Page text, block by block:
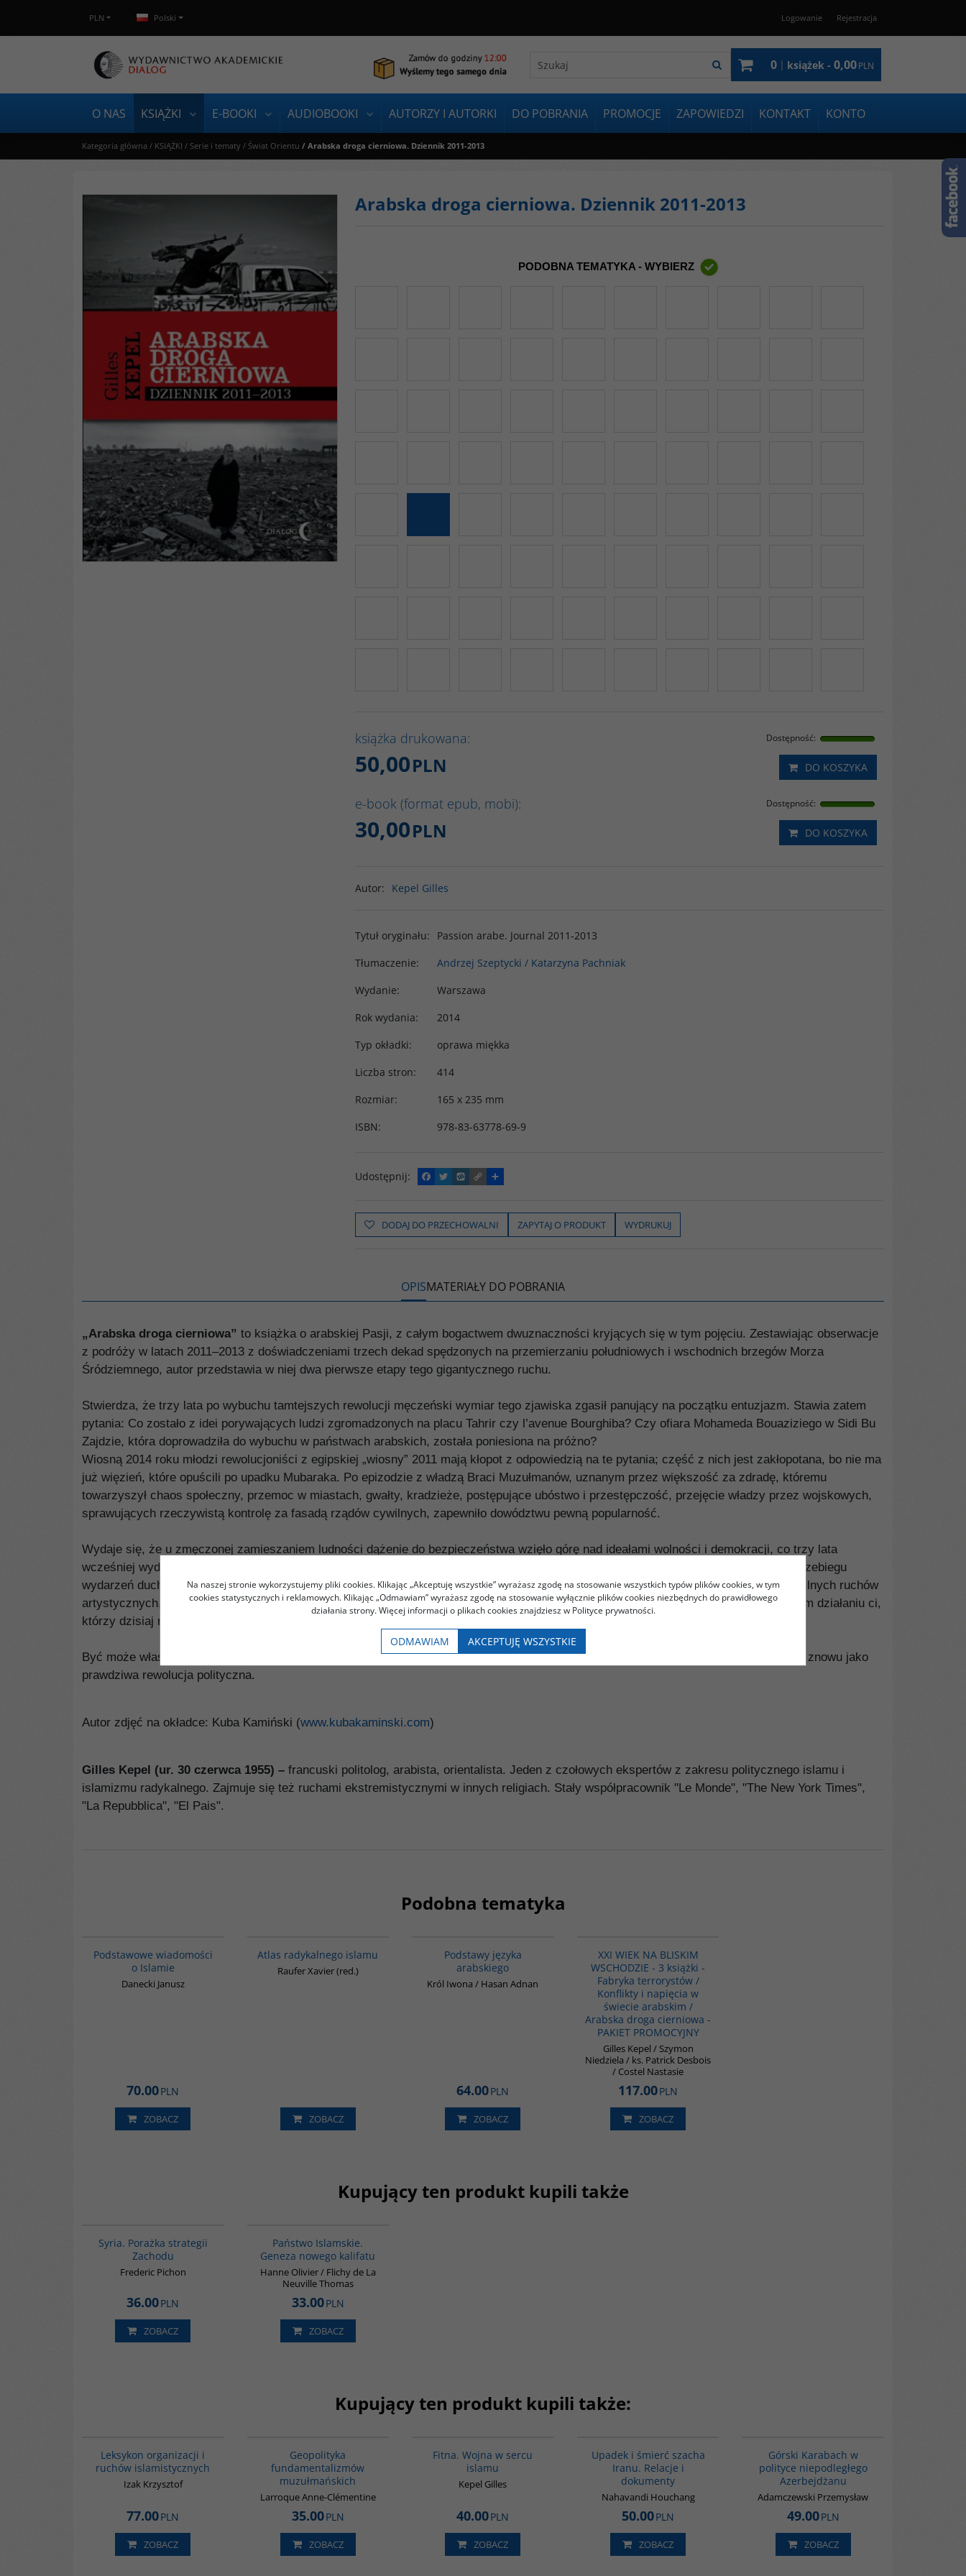
PLN Polski Logowanie Rejestracja
0 | książek - 0,00PLN
O NAS KSIĄŻKI E-BOOKI AUDIOBOOKI AUTORZY I AUTORKI DO POBRANIA PROMOCJE ZAPOWIEDZI KONTAKT KONTO
Kategoria główna / KSIĄŻKI / Serie i tematy / Świat Orientu / Arabska droga cierniowa. Dziennik 2011-2013
Arabska droga cierniowa. Dziennik 2011-2013
PODOBNA TEMATYKA - WYBIERZ
książka drukowana: Dostępność:
50,00PLN DO KOSZYKA
e-book (format epub, mobi): Dostępność:
30,00PLN DO KOSZYKA
Autor: Kepel Gilles
Tytuł oryginału:
Passion arabe. Journal 2011-2013
Tłumaczenie:
Andrzej Szeptycki / Katarzyna Pachniak
Wydanie:
Warszawa
Rok wydania:
2014
Typ okładki:
oprawa miękka
Liczba stron:
414
Rozmiar:
165 x 235 mm
ISBN: 978-83-63778-69-9
Udostępnij:
F
a
e
b
o
T
w
t
t
e
W
y
o
p
C
o
y
L
i
P
o
z
i
e
ę
DODAJ DO PRZECHOWALNI ZAPYTAJ O PRODUKT WYDRUKUJ
OPISMATERIAŁY DO POBRANIA
„Arabska droga cierniowa” to książka o arabskiej Pasji, z całym bogactwem dwuznaczności kryjących się w tym pojęciu. Zestawiając obserwacje
z podróży w latach 2011–2013 z doświadczeniami trzech dekad spędzonych na przemierzaniu południowych i wschodnich brzegów Morza
Śródziemnego, autor przedstawia w niej dwa pierwsze etapy tego gigantycznego ruchu.
Stwierdza, że trzy lata po wybuchu tamtejszych rewolucji męczeński wymiar tego zjawiska zgasił panujący na początku entuzjazm. Stawia zatem
pytania: Co zostało z idei porywających ludzi zgromadzonych na placu Tahrir czy l’avenue Bourghiba? Czy ofiara Mohameda Bouaziziego w Sidi Bu
Zajdzie, która doprowadziła do wybuchu w państwach arabskich, została poniesiona na próżno?
Wiosną 2014 roku młodzi rewolucjoniści z egipskiej „wiosny” 2011 mają kłopot z odpowiedzią na te pytania; część z nich jest zakłopotana, bo nie ma
już więzień, które opuścili po upadku Mubaraka. Po epizodzie z władzą Braci Muzułmanów, uznanym przez większość za zdradę, któremu
towarzyszył chaos społeczny, przemoc w miastach, gwałty, kradzieże, postępujące ubóstwo i przestępczość, przejęcie władzy przez wojskowych,
sprawujących rzeczywistą kontrolę za fasadą rządów cywilnych, zapewniło dowództwu pewną popularność.
Wydaje się, że u zmęczonej zamieszaniem ludności dążenie do bezpieczeństwa wzięło górę nad ideałami wolności i demokracji, co trzy lata
wcześniej wydawało się niemożliwe. Jednak według największych optymistów nic już nie będzie takie jak przedtem; mimo fatalnego przebiegu
wydarzeń duch rewolucyjny głęboko przeniknął narody arabskie. Zobaczymy, co przyniesie czas. Obserwujemy wszak powstawanie silnych ruchów
artystycznych, co wczorajszym rewolucjonistom w pewien sposób kompensuje zamknięcie przestrzeni politycznej. Odnajdują się w tym działaniu ci,
którzy dzisiaj mają zakaz wstępu na plac Tahrir.
Być może właśnie teraz stawia swoje pierwsze kroki rewolucja kulturowa, jednak musi przejść jeszcze daleką drogę, zanim pojawi się znowu jako
prawdziwa rewolucja polityczna.
Autor zdjęć na okładce: Kuba Kamiński (www.kubakaminski.com)
Gilles Kepel (ur. 30 czerwca 1955) – francuski politolog, arabista, orientalista. Jeden z czołowych ekspertów z zakresu politycznego islamu i
islamizmu radykalnego. Zajmuje się też ruchami ekstremistycznymi w innych religiach. Stały współpracownik "Le Monde", "The New York Times",
"La Repubblica", "El Pais".
Podobna tematyka
Podstawowe wiadomości
o Islamie
Danecki Janusz
70.00PLN
ZOBACZ
Atlas radykalnego islamu
Raufer Xavier (red.)
ZOBACZ
Podstawy języka
arabskiego
Król Iwona / Hasan Adnan
64.00PLN
ZOBACZ
XXI WIEK NA BLISKIM
WSCHODZIE - 3 książki -
Fabryka terrorystów /
Konflikty i napięcia w
świecie arabskim /
Arabska droga cierniowa -
PAKIET PROMOCYJNY
Gilles Kepel / Szymon
Niedziela / ks. Patrick Desbois
/ Costel Nastasie
117.00PLN
ZOBACZ
Kupujący ten produkt kupili także
Syria. Porażka strategii
Zachodu
Frederic Pichon
36.00PLN
ZOBACZ
Państwo Islamskie.
Geneza nowego kalifatu
Hanne Olivier / Flichy de La
Neuville Thomas
33.00PLN
ZOBACZ
Kupujący ten produkt kupili także:
Leksykon organizacji i
ruchów islamistycznych
Izak Krzysztof
77.00PLN
ZOBACZ
Geopolityka
fundamentalizmów
muzułmańskich
Larroque Anne-Clémentine
35.00PLN
ZOBACZ
Fitna. Wojna w sercu
islamu
Kepel Gilles
40.00PLN
ZOBACZ
Upadek i śmierć szacha
Iranu. Relacje i
dokumenty
Nahavandi Houchang
50.00PLN
ZOBACZ
Górski Karabach w
polityce niepodległego
Azerbejdżanu
Adamczewski Przemysław
49.00PLN
ZOBACZ
Na naszej stronie wykorzystujemy pliki cookies. Klikając „Akceptuję wszystkie” wyrażasz zgodę na stosowanie wszystkich typów plików cookies, w tym
cookies statystycznych i reklamowych. Klikając „Odmawiam” wyrażasz zgodę na stosowanie wyłącznie plików cookies niezbędnych do prawidłowego
działania strony. Więcej informacji o plikach cookies znajdziesz w Polityce prywatności.
ODMAWIAM AKCEPTUJĘ WSZYSTKIE